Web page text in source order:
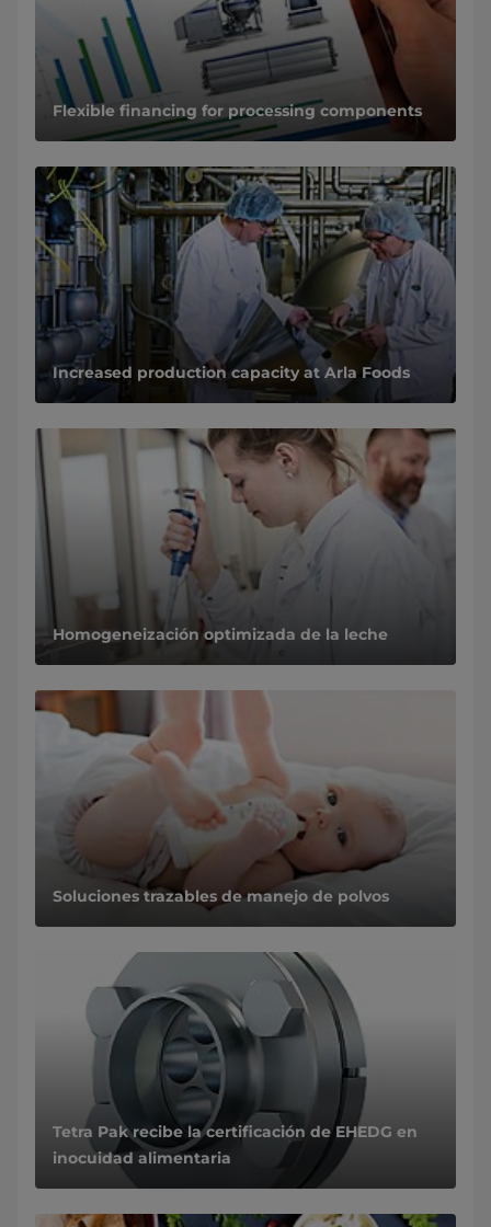
Flexible financing for processing components
​Increased production capacity at Arla Foods
Homogeneización optimizada de la leche
Soluciones trazables de manejo de polvos
Tetra Pak recibe la certificación de EHEDG en
inocuidad alimentaria